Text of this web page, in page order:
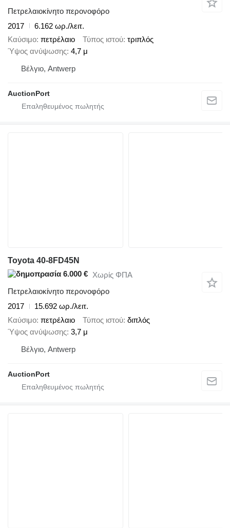
Πετρελαιοκίνητο περονοφόρο
2017
6.162 ωρ./λειτ.
Καύσιμο πετρέλαιο Τύπος ιστού τριπλός
Ύψος ανύψωσης 4,7 μ
Βέλγιο, Antwerp
AuctionPort
Toyota 40-8FD45N
6.000 € Χωρίς ΦΠΑ
Πετρελαιοκίνητο περονοφόρο
2017
15.692 ωρ./λειτ.
Καύσιμο πετρέλαιο Τύπος ιστού διπλός
Ύψος ανύψωσης 3,7 μ
Βέλγιο, Antwerp
AuctionPort